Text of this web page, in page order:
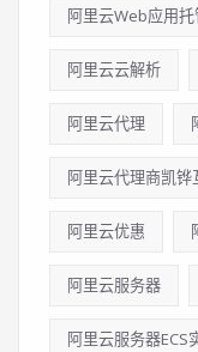
阿里云Web应用
阿里云云解析
阿里云代理
阿里云代理商凯铧
阿里云优惠
阿里云服务器
阿里云服务器ECS